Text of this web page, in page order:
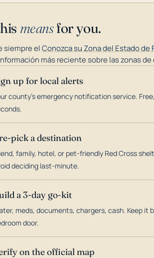
meansfor you.
siempre elConozca su Zona del Estado de
más reciente sobre las zonas de
up for local alerts
county's emergency notification service.
pick a destination
family, hotel, or pet-friendly Red Cross
deciding last-minute.
a 3-day go-kit
meds, documents, chargers, cash. Keep it
door.
on the official map